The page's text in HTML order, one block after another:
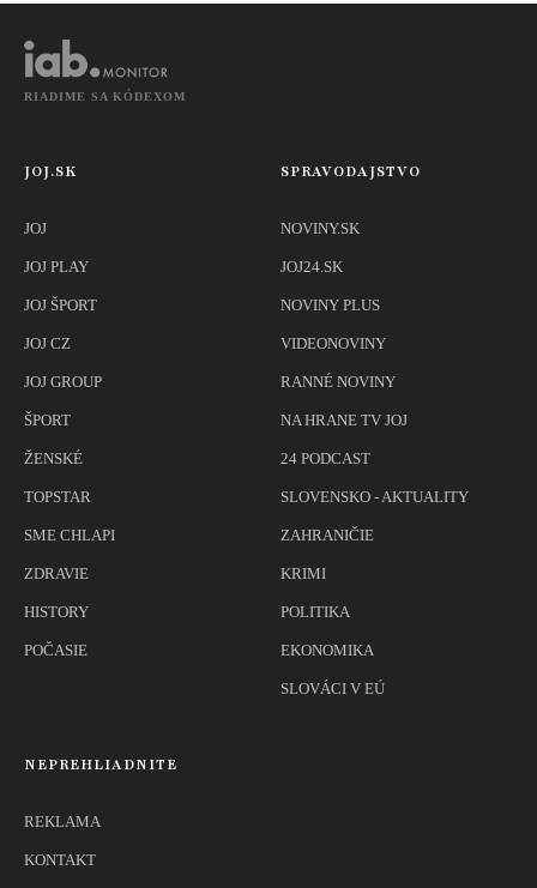
RIADIME SA KÓDEXOM
JOJ.SK
JOJ
JOJ PLAY
JOJ ŠPORT
JOJ CZ
JOJ GROUP
ŠPORT
ŽENSKÉ
TOPSTAR
SME CHLAPI
ZDRAVIE
HISTORY
POČASIE
SPRAVODAJSTVO
NOVINY.SK
JOJ24.SK
NOVINY PLUS
VIDEONOVINY
RANNÉ NOVINY
NA HRANE TV JOJ
24 PODCAST
SLOVENSKO - AKTUALITY
ZAHRANIČIE
KRIMI
POLITIKA
EKONOMIKA
SLOVÁCI V EÚ
NEPREHLIADNITE
REKLAMA
KONTAKT